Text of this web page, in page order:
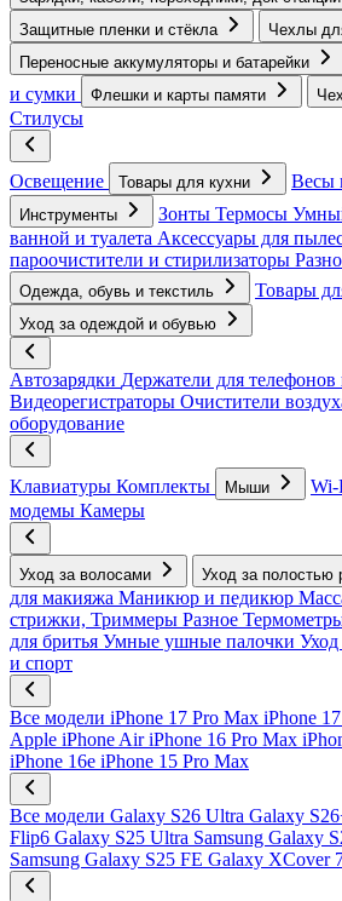
Защитные пленки и стёкла
Чехлы
Переносные аккумуляторы и батарейки
и сумки
Флешки и карты памяти
Стилусы
Освещение Товары для кухни Весы
Инструменты Зонты Термосы
ванной и туалета Аксессуары для
пароочистители и стирилизаторы
Одежда, обувь и текстиль Товары
Уход за одеждой и обувью
Автозарядки Держатели для
Видеорегистраторы Очистители
оборудование
Клавиатуры Комплекты Мыши
Wi-
модемы Камеры
Уход за волосами Уход за полостью
для макияжа Маникюр и педикюр
стрижки, Триммеры Разное
для бритья Умные ушные палочки Уход
и спорт
Все модели iPhone 17 Pro Max iPhone
Apple iPhone Air iPhone 16 Pro Max
iPhone 16e iPhone 15 Pro Max
Все модели Galaxy S26 Ultra Galaxy
Flip6 Galaxy S25 Ultra Samsung Galaxy
Samsung Galaxy S25 FE Galaxy XCover